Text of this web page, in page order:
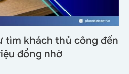
tìm khách thủ công đến
đồng nhờ